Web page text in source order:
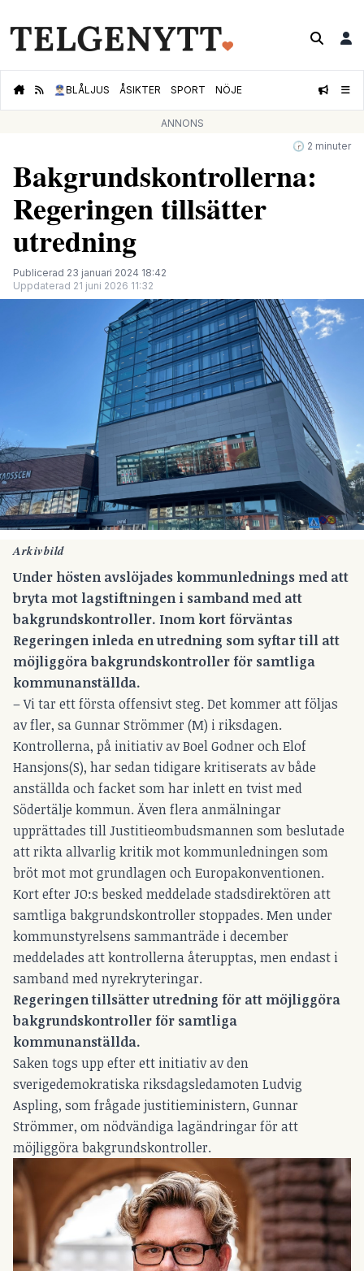
👮🏻‍♂️BLÅLJUS ÅSIKTER SPORT NÖJE
ANNONS
🕝 2 minuter
Bakgrundskontrollerna:
Regeringen tillsätter
utredning
Publicerad 23 januari 2024 18:42
Uppdaterad 21 juni 2026 11:32
Arkivbild
Under hösten avslöjades kommunlednings med att
bryta mot lagstiftningen i samband med att
bakgrundskontroller. Inom kort förväntas
Regeringen inleda en utredning som syftar till att
möjliggöra bakgrundskontroller för samtliga
kommunanställda.
– Vi tar ett första offensivt steg. Det kommer att följas
av fler, sa Gunnar Strömmer (M) i riksdagen.
Kontrollerna, på initiativ av Boel Godner och Elof
Hansjons(S), har sedan tidigare kritiserats av både
anställda och facket som har inlett en tvist med
Södertälje kommun. Även flera anmälningar
upprättades till Justitieombudsmannen som beslutade
att rikta allvarlig kritik mot kommunledningen som
bröt mot mot grundlagen och Europakonventionen.
Kort efter JO:s besked meddelade stadsdirektören att
samtliga bakgrundskontroller stoppades. Men under
kommunstyrelsens sammanträde i december
meddelades att kontrollerna återupptas, men endast i
samband med nyrekryteringar.
Regeringen tillsätter utredning för att möjliggöra
bakgrundskontroller för samtliga
kommunanställda.
Saken togs upp efter ett initiativ av den
sverigedemokratiska riksdagsledamoten Ludvig
Aspling, som frågade justitieministern, Gunnar
Strömmer, om nödvändiga lagändringar för att
möjliggöra bakgrundskontroller.